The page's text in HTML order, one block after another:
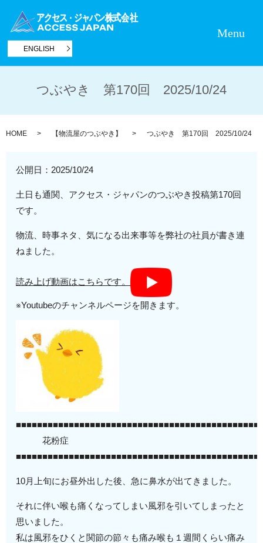
ENGLISH
Menu
つぶやき 第170回 2025/10/24
HOME 【物流屋のつぶやき】 つぶやき 第170回 2025/10/24
公開日： 2025/10/24
土日も通関、アクセス・ジャパンのつぶやき投稿第170回
です。
物流、時事ネタ、気になる出来事等を弊社の社員が書き連
ねました。
読み上げ動画はこちらです。
※Youtubeのチャンネルページを開きます。
■■■■■■■■■■■■■■■■■■■■■■■■■■■■■■■■■■■■■■■■■■■■■■
花粉症
■■■■■■■■■■■■■■■■■■■■■■■■■■■■■■■■■■■■■■■■■■■■■■
10月上旬にお昼外出した後、急に鼻水が出てきました。
それに伴い喉も痛くなってしまい風邪を引いてしまったと
思いました。
私は風邪をひくと関節の節々も痛み喉も１週間くらい痛み